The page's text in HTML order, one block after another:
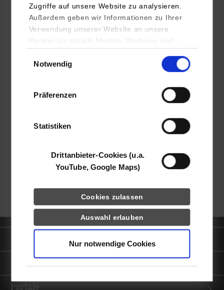
Zugriffe auf unsere Website zu analysieren.
Außerdem geben wir Informationen zu Ihrer
Verwendung unserer Website an unsere
Partner für soziale Medien, Werbung und
YouTube, Google Maps) führen diese
Daten zusammen, die Sie ihnen bereitgestellt
haben oder die sie im Rahmen Ihrer Nutzung
Notwendig
Präferenzen
Statistiken
Drittanbieter-Cookies (u.a.
YouTube, Google Maps)
Cookies zulassen
Auswahl erlauben
Nur notwendige Cookies
mecasa GmbH
Eichwiesenring 4b
70567
Stuttgart
Dr. Benjamin Krill
zurück zur Ergebnisliste
Informationen für
Portale